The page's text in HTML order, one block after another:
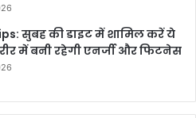
सुबह की डाइट में शामिल करें ये
में बनी रहेगी एनर्जी और फिटनेस